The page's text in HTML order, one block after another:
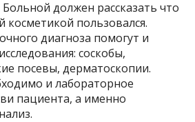
должен рассказать что
косметикой пользовался.
диагноза помогут и
соскобы,
посевы, дерматоскопии.
и лабораторное
пациента, а именно